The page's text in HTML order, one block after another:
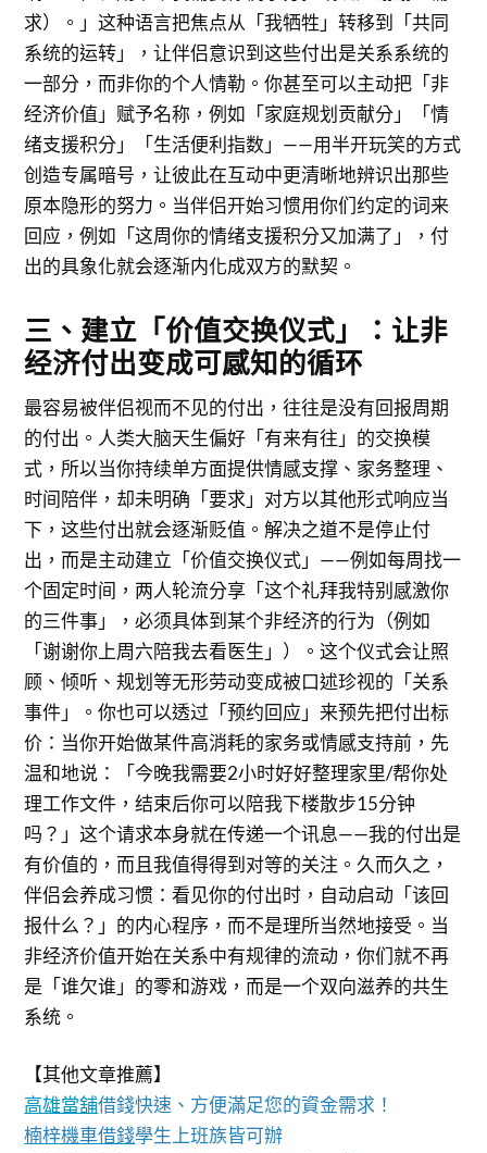
求）。」这种语言把焦点从「我牺牲」转移到「共同
系统的运转」，让伴侣意识到这些付出是关系系统的
一部分，而非你的个人情勒。你甚至可以主动把「非
经济价值」赋予名称，例如「家庭规划贡献分」「情
绪支援积分」「生活便利指数」——用半开玩笑的方式
创造专属暗号，让彼此在互动中更清晰地辨识出那些
原本隐形的努力。当伴侣开始习惯用你们约定的词来
回应，例如「这周你的情绪支援积分又加满了」，付
出的具象化就会逐渐内化成双方的默契。
三、建立「价值交换仪式」：让非
经济付出变成可感知的循环
最容易被伴侣视而不见的付出，往往是没有回报周期
的付出。人类大脑天生偏好「有来有往」的交换模
式，所以当你持续单方面提供情感支撑、家务整理、
时间陪伴，却未明确「要求」对方以其他形式响应当
下，这些付出就会逐渐贬值。解决之道不是停止付
出，而是主动建立「价值交换仪式」——例如每周找一
个固定时间，两人轮流分享「这个礼拜我特别感激你
的三件事」，必须具体到某个非经济的行为（例如
「谢谢你上周六陪我去看医生」）。这个仪式会让照
顾、倾听、规划等无形劳动变成被口述珍视的「关系
事件」。你也可以透过「预约回应」来预先把付出标
价：当你开始做某件高消耗的家务或情感支持前，先
温和地说：「今晚我需要2小时好好整理家里/帮你处
理工作文件，结束后你可以陪我下楼散步15分钟
吗？」这个请求本身就在传递一个讯息——我的付出是
有价值的，而且我值得得到对等的关注。久而久之，
伴侣会养成习惯：看见你的付出时，自动启动「该回
报什么？」的内心程序，而不是理所当然地接受。当
非经济价值开始在关系中有规律的流动，你们就不再
是「谁欠谁」的零和游戏，而是一个双向滋养的共生
系统。
【其他文章推薦】
高雄當舖借錢快速、方便滿足您的資金需求！
楠梓機車借錢學生上班族皆可辦